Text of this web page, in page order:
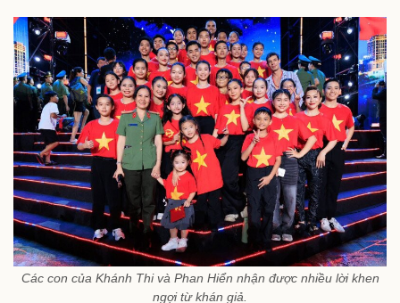
Các con của Khánh Thi và Phan Hiển nhận được nhiều lời khen
ngợi từ khán giả.